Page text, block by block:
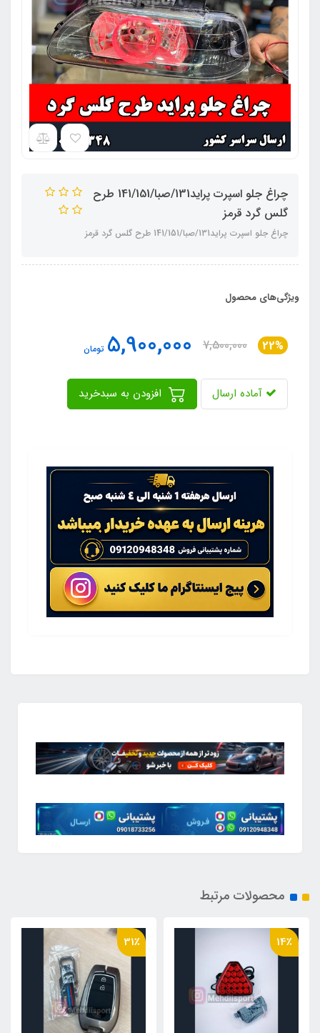
چراغ جلو اسپرت پراید131/صبا/141/151 طرح
گلس گرد قرمز
چراغ جلو اسپرت پراید131/صبا/141/151 طرح گلس گرد قرمز
ویژگی‌های محصول
22%
7,500,000
5,900,000 تومان
آماده ارسال
محصولات مرتبط
31٪ 60٪